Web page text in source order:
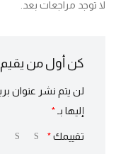
لا توجد مراجعات بعد.
كن أول من يقيم
لن يتم نشر عنوان
إليها بـ *
تقييمك*